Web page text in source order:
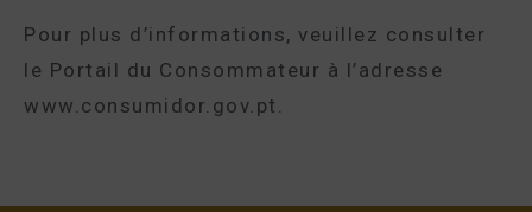
Pour plus d’informations, veuillez consulter
le Portail du Consommateur à l’adresse
www.consumidor.gov.pt.